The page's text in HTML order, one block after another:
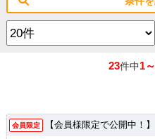
23件中1
会員限定 【会員様限定で公開中！】